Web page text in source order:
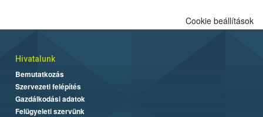
Cookie beállítások
Hivatalunk
Bemutatkozás
Szervezeti felépítés
Gazdálkodási adatok
Felügyeleti szervünk